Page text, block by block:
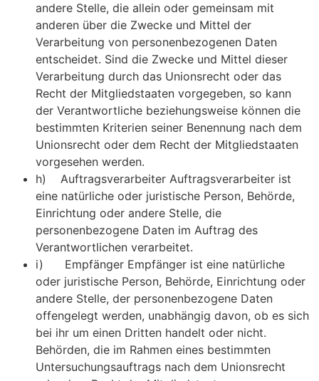
andere Stelle, die allein oder gemeinsam mit
anderen über die Zwecke und Mittel der
Verarbeitung von personenbezogenen Daten
entscheidet. Sind die Zwecke und Mittel dieser
Verarbeitung durch das Unionsrecht oder das
Recht der Mitgliedstaaten vorgegeben, so kann
der Verantwortliche beziehungsweise können die
bestimmten Kriterien seiner Benennung nach dem
Unionsrecht oder dem Recht der Mitgliedstaaten
vorgesehen werden.
h) Auftragsverarbeiter Auftragsverarbeiter ist
eine natürliche oder juristische Person, Behörde,
Einrichtung oder andere Stelle, die
personenbezogene Daten im Auftrag des
Verantwortlichen verarbeitet.
i) Empfänger Empfänger ist eine natürliche
oder juristische Person, Behörde, Einrichtung oder
andere Stelle, der personenbezogene Daten
offengelegt werden, unabhängig davon, ob es sich
bei ihr um einen Dritten handelt oder nicht.
Behörden, die im Rahmen eines bestimmten
Untersuchungsauftrags nach dem Unionsrecht